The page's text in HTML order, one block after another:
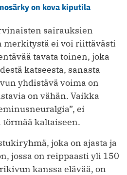
on kova kiputila
sairauksien
merkitystä ei voi riittävästi
tavata toinen, joka
katseesta, sanasta
yhdistävä voima on
on vähän. Vaikka
ei
kaltaiseen.
joka on ajasta ja
jossa on reippaasti yli 150
kanssa elävää, on